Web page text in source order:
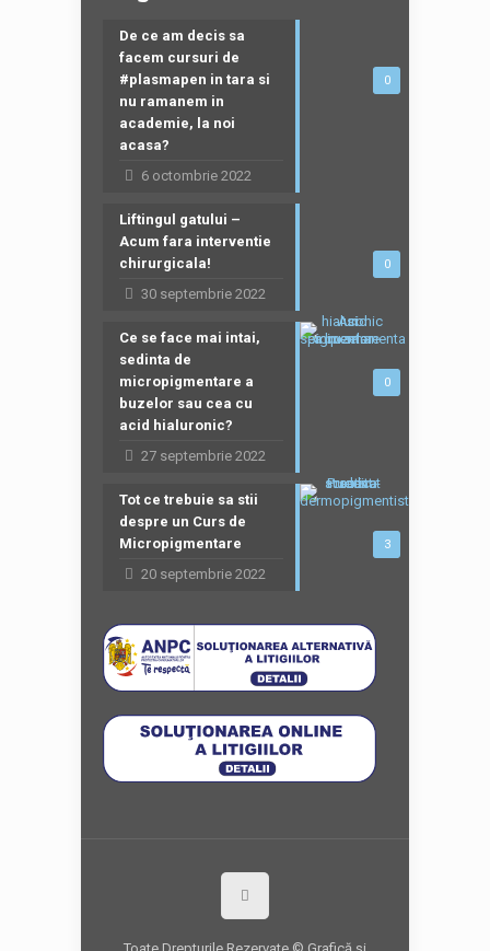
0
De ce am decis sa
facem cursuri de
#plasmapen in tara si
nu ramanem in
academie, la noi
acasa?
6 octombrie 2022
0
Liftingul gatului –
Acum fara interventie
chirurgicala!
30 septembrie 2022
0
Ce se face mai intai,
sedinta de
micropigmentare a
buzelor sau cea cu
acid hialuronic?
27 septembrie 2022
3
Tot ce trebuie sa stii
despre un Curs de
Micropigmentare
20 septembrie 2022